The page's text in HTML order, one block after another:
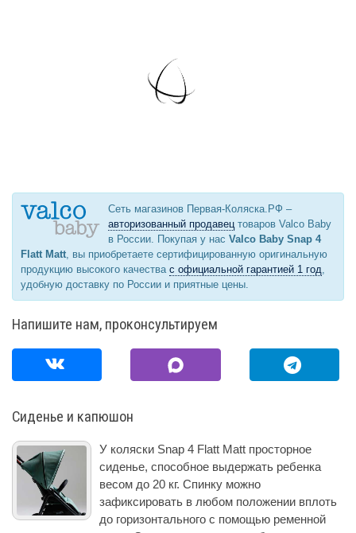
Сеть магазинов Первая-Коляска.РФ –
авторизованный продавецтоваров Valco Baby
в России. Покупая у нас Valco Baby Snap 4
Flatt Matt, вы приобретаете сертифицированную оригинальную
продукцию высокого качества с официальной гарантией 1 год,
удобную доставку по России и приятные цены.
Напишите нам, проконсультируем
Сиденье и капюшон
У коляски Snap 4 Flatt Matt просторное
сиденье, способное выдержать ребенка
весом до 20 кг. Спинку можно
зафиксировать в любом положении вплоть
до горизонтального с помощью ременной